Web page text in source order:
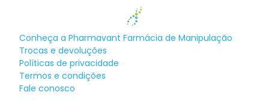
Conheça a Pharmavant Farmácia de Manipulação
Trocas e devoluções
Políticas de privacidade
Termos e condições
Fale conosco